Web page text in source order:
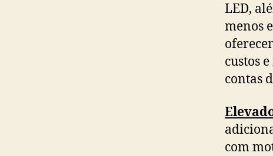
LED,
menos
custos
contas
com